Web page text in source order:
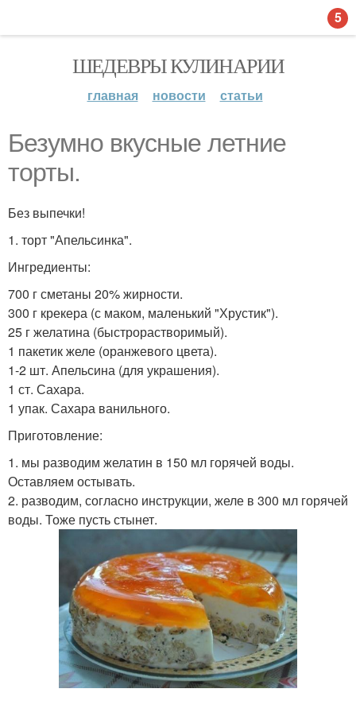
ШЕДЕВРЫ КУЛИНАРИИ
главная новости статьи
Безумно вкусные летние
торты.
Без выпечки!
1. торт "Апельсинка".
Ингредиенты:
700 г сметаны 20% жирности.
300 г крекера (с маком, маленький "Хрустик").
25 г желатина (быстрорастворимый).
1 пакетик желе (оранжевого цвета).
1-2 шт. Апельсина (для украшения).
1 ст. Сахара.
1 упак. Сахара ванильного.
Приготовление:
1. мы разводим желатин в 150 мл горячей воды.
Оставляем остывать.
2. разводим, согласно инструкции, желе в 300 мл горячей
воды. Тоже пусть стынет.
5